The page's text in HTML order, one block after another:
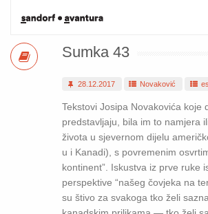
Sumka 43
28.12.2017 Novaković
Tekstovi Josipa Novakovića koje
predstavljaju, bila im to namjera
života u sjevernom dijelu
u i Kanadi), s povremenim
kontinent”. Iskustva iz prve ruke
perspektive “našeg čovjeka na
su štivo za svakoga tko želi